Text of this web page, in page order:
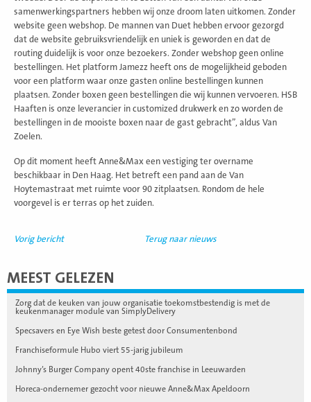
samenwerkingspartners hebben wij onze droom laten uitkomen. Zonder
website geen webshop. De mannen van Duet hebben ervoor gezorgd
dat de website gebruiksvriendelijk en uniek is geworden en dat de
routing duidelijk is voor onze bezoekers. Zonder webshop geen online
bestellingen. Het platform Jamezz heeft ons de mogelijkheid geboden
voor een platform waar onze gasten online bestellingen kunnen
plaatsen. Zonder boxen geen bestellingen die wij kunnen vervoeren. HSB
Haaften is onze leverancier in customized drukwerk en zo worden de
bestellingen in de mooiste boxen naar de gast gebracht”, aldus Van
Zoelen.
Op dit moment heeft Anne&Max een vestiging ter overname
beschikbaar in Den Haag. Het betreft een pand aan de Van
Hoytemastraat met ruimte voor 90 zitplaatsen. Rondom de hele
voorgevel is er terras op het zuiden.
Vorig bericht Terug naar nieuws
MEEST GELEZEN
Zorg dat de keuken van jouw organisatie toekomstbestendig is met de
keukenmanager module van SimplyDelivery
Specsavers en Eye Wish beste getest door Consumentenbond
Franchiseformule Hubo viert 55-jarig jubileum
Johnny’s Burger Company opent 40ste franchise in Leeuwarden
Horeca-ondernemer gezocht voor nieuwe Anne&Max Apeldoorn